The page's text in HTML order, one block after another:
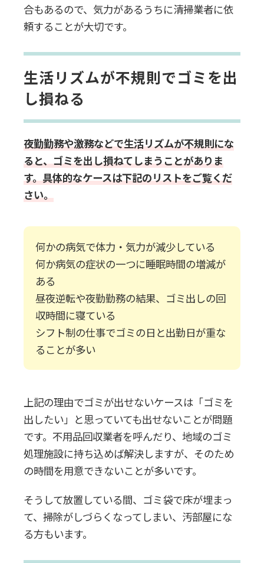
合もあるので、気力があるうちに清掃業者に依
頼することが大切です。
生活リズムが不規則でゴミを出
し損ねる
夜勤勤務や激務などで生活リズムが不規則にな
ると、ゴミを出し損ねてしまうことがありま
す。具体的なケースは下記のリストをご覧くだ
さい。
何かの病気で体力・気力が減少している
何か病気の症状の一つに睡眠時間の増減が
ある
昼夜逆転や夜勤勤務の結果、ゴミ出しの回
収時間に寝ている
シフト制の仕事でゴミの日と出勤日が重な
ることが多い
上記の理由でゴミが出せないケースは「ゴミを
出したい」と思っていても出せないことが問題
です。不用品回収業者を呼んだり、地域のゴミ
処理施設に持ち込めば解決しますが、そのため
の時間を用意できないことが多いです。
そうして放置している間、ゴミ袋で床が埋まっ
て、掃除がしづらくなってしまい、汚部屋にな
る方もいます。